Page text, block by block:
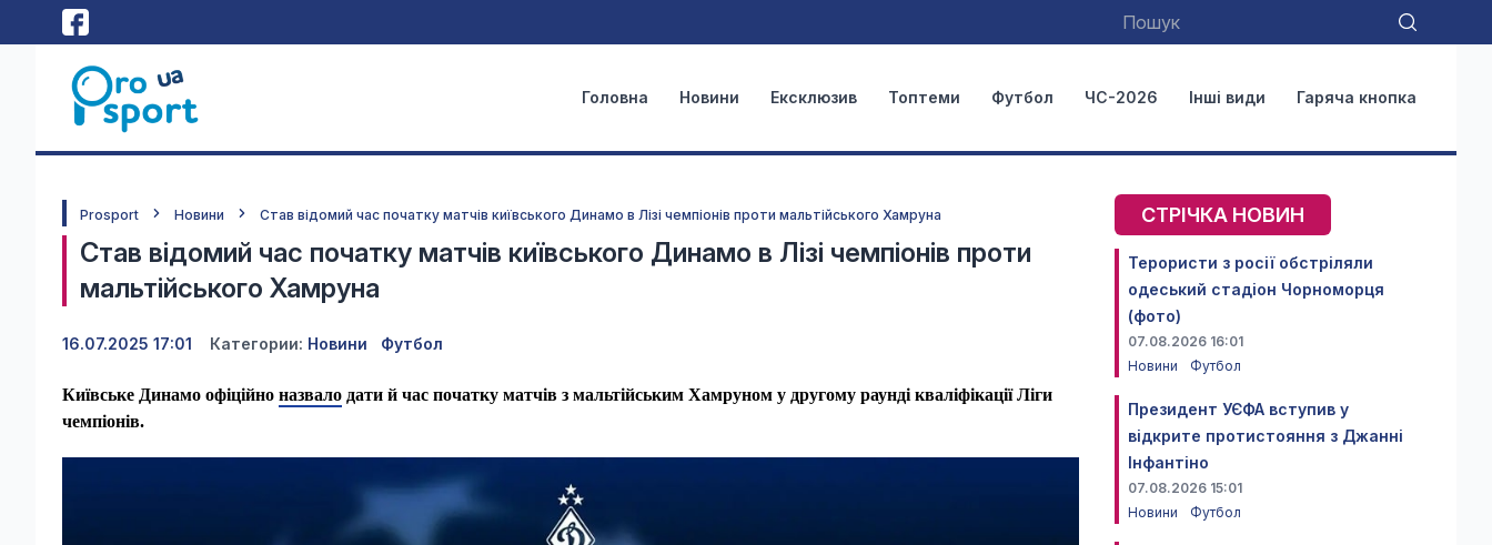
Головна Новини Ексклюзив Топтеми Футбол ЧС-2026 Інші види Гаряча кнопка
Prosport Новини Став відомий час початку матчів київського Динамо в Лізі чемпіонів проти мальтійського Хамруна
Став відомий час початку матчів київського Динамо в Лізі чемпіонів проти
мальтійського Хамруна
16.07.2025 17:01 Категории: Новини Футбол
Київське Динамо офіційно назвало дати й час початку матчів з мальтійським Хамруном у другому раунді кваліфікації Ліги
чемпіонів.
СТРІЧКА НОВИН
Терористи з росії обстріляли
одеський стадіон Чорноморця
(фото)
07.08.2026 16:01
Новини
Футбол
Президент УЄФА вступив у
відкрите протистояння з Джанні
Інфантіно
07.08.2026 15:01
Новини
Футбол